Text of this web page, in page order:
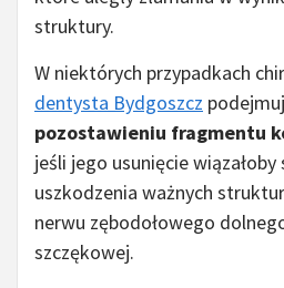
struktury.
W niektórych przypadkach
dentysta Bydgoszcz
pozostawieniu fragmentu
jeśli jego usunięcie
uszkodzenia ważnych
nerwu zębodołowego
szczękowej.